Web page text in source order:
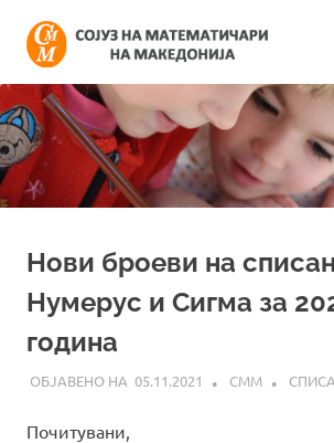
content
на
на
информации
поврзани
со
работата
на
Нови броеви на
Нумерус и Сигма за
година
05.11.2021 СММ
Почитувани,